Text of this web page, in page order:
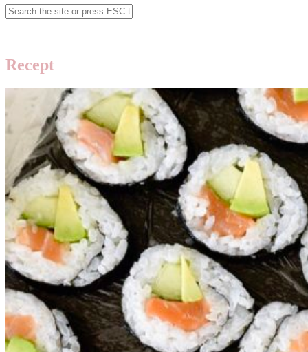
Recept